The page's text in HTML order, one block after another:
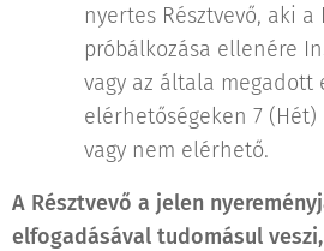
nyertes Résztvevő, aki
próbálkozása ellenére
vagy az általa megadott
elérhetőségeken 7
vagy nem elérhető.
A Résztvevő a jelen
elfogadásával tudomásul